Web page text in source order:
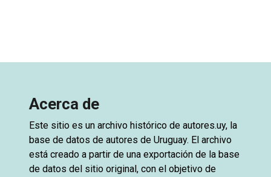
Acerca de
Este sitio es un archivo histórico de autores.uy, la
base de datos de autores de Uruguay. El archivo
está creado a partir de una exportación de la base
de datos del sitio original, con el objetivo de